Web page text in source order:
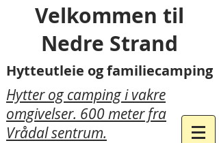
Velkommen til
Nedre Strand
Hytteutleie og familiecamping
Hytter og camping i vakre
omgivelser. 600 meter fra
Vrådal sentrum.